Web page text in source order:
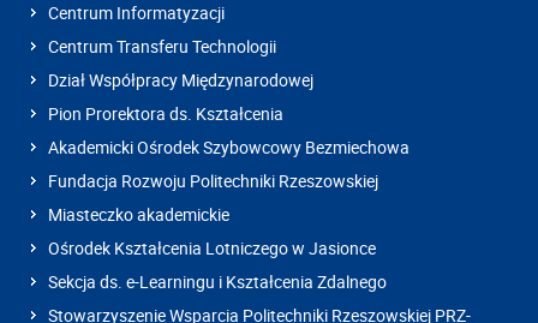
Centrum Informatyzacji
Centrum Transferu Technologii
Dział Współpracy Międzynarodowej
Pion Prorektora ds. Kształcenia
Akademicki Ośrodek Szybowcowy Bezmiechowa
Fundacja Rozwoju Politechniki Rzeszowskiej
Miasteczko akademickie
Ośrodek Kształcenia Lotniczego w Jasionce
Sekcja ds. e-Learningu i Kształcenia Zdalnego
Stowarzyszenie Wsparcia Politechniki Rzeszowskiej PRZ-